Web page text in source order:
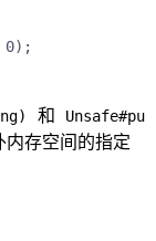
0);
和
Unsafe#pu
存空间的指定